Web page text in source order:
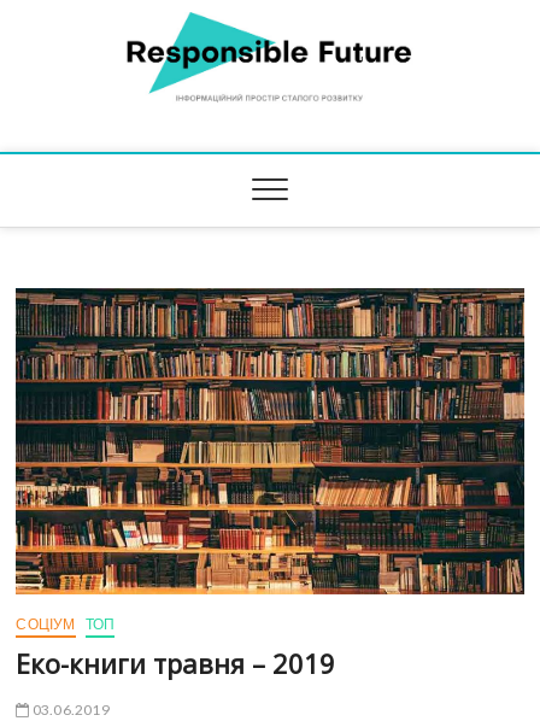
Responsible Future
СОЦІУМ ТОП
Еко-книги травня – 2019
03.06.2019